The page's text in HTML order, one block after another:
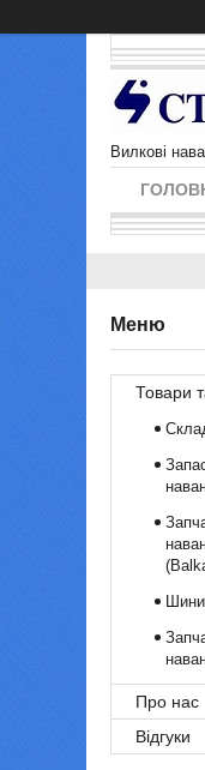
Вилкові
Товари
Про нас
Відгуки